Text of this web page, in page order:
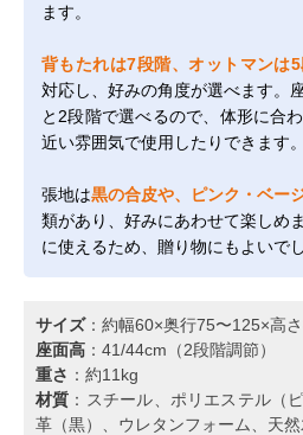
ます。
背もたれは7段階、オットマンは
対応し、好みの角度が選べます。
と2段階で選べるので、体形に合
近い雰囲気で使用したりできます。
張地は黒の合皮や、ピンク・ベー
類があり、好みにあわせて楽しめ
に使えるため、贈り物にもよいでし
サイズ：約幅60×奥行75〜125×高
座面高 ：41/44cm（2段階調節）
重さ ：約11kg
材質 ：スチール、ポリエステル（
革（黒）、ウレタンフォーム、天然